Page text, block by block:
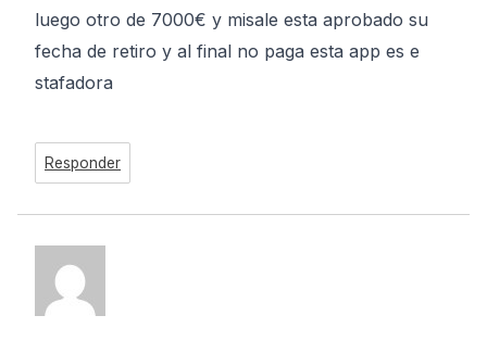
luego otro de 7000€ y misale esta aprobado su
fecha de retiro y al final no paga esta app es e
stafadora
Responder